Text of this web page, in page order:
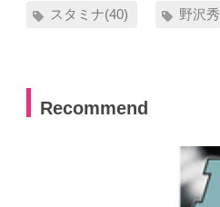
スタミナ(40) 野沢
Recommend